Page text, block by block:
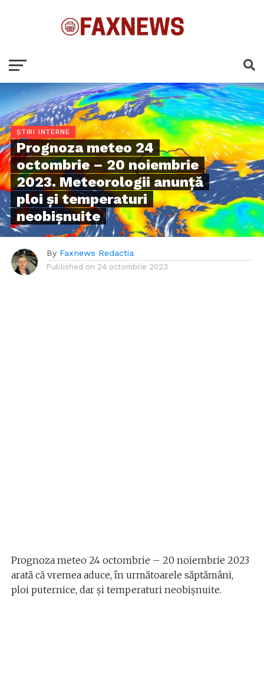
ȘTIRI INTERNE
Prognoza meteo 24
octombrie – 20 noiembrie
2023. Meteorologii anunţă
ploi şi temperaturi
neobişnuite
By Faxnews Redactia
Published on 24 octombrie 2023
Prognoza meteo 24 octombrie – 20 noiembrie 2023
arată că vremea aduce, în următoarele săptămâni,
ploi puternice, dar şi temperaturi neobişnuite.